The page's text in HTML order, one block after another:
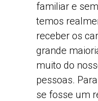
familiar e
temos
receber os
grande
muito do
pessoas.
se fosse um